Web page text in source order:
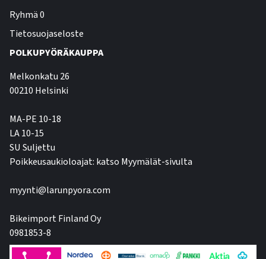
Ryhmä 0
Tietosuojaseloste
POLKUPYÖRÄKAUPPA
Melkonkatu 26
00210 Helsinki
MA-PE 10-18
LA 10-15
SU Suljettu
Poikkeusaukioloajat: katso Myymälät-sivulta
myynti@larunpyora.com
Bikeimport Finland Oy
0981853-8